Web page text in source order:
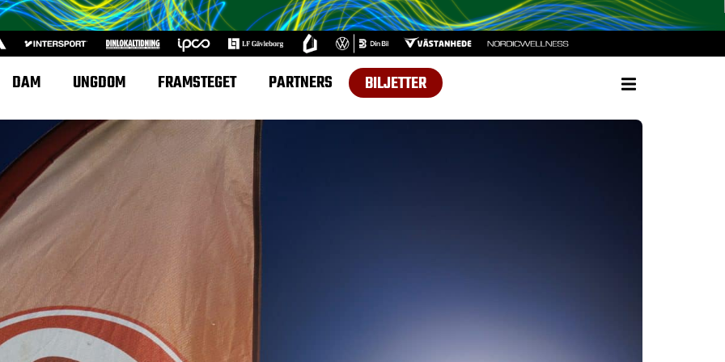
DAM UNGDOM FRAMSTEGET PARTNERS BILJETTER